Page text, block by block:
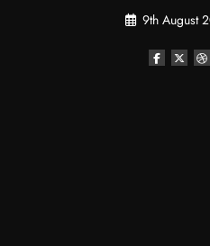
9th August